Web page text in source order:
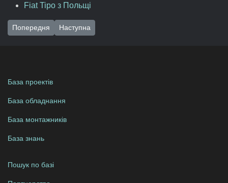
Fiat Tipo з Польщі
Попередня стаття: Mercedes ML 350 з Варшави в Київ
Попередня Наступна стаття: Lanos з Кракова до Одеси
Наступна
База проектів
База обладнання
База монтажників
База знань
Пошук по базі